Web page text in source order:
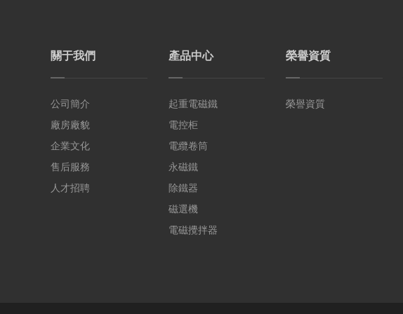
關于我們
公司簡介
廠房廠貌
企業文化
售后服務
人才招聘
產品中心
起重電磁鐵
電控柜
電纜卷筒
永磁鐵
除鐵器
磁選機
電磁攪拌器
榮譽資質
榮譽資質